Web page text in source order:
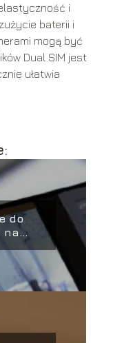
i
baterii i
mogą być
Dual SIM jest
ułatwia
do
na